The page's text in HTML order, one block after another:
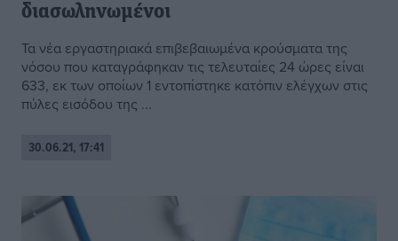
διασωληνωμένοι
Τα νέα εργαστηριακά επιβεβαιωμένα κρούσματα της
νόσου που καταγράφηκαν τις τελευταίες 24 ώρες είναι
633, εκ των οποίων 1 εντοπίστηκε κατόπιν ελέγχων στις
πύλες εισόδου της ...
30.06.21, 17:41